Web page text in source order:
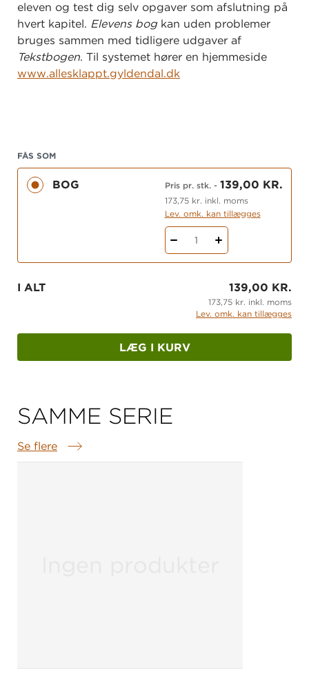
eleven og test dig selv opgaver som afslutning på
hvert kapitel. Elevens bogkan uden problemer
bruges sammen med tidligere udgaver af
Tekstbogen. Til systemet hører en hjemmeside
www.allesklappt.gyldendal.dk
FÅS SOM
BOG Pris pr. stk.- 139,00 KR.
173,75 kr. inkl. moms
Lev. omk. kan tillægges
1
I ALT 139,00 KR.
173,75 kr. inkl. moms
Lev. omk. kan tillægges
LÆG I KURV
SAMME SERIE
Se flere
Samme serie